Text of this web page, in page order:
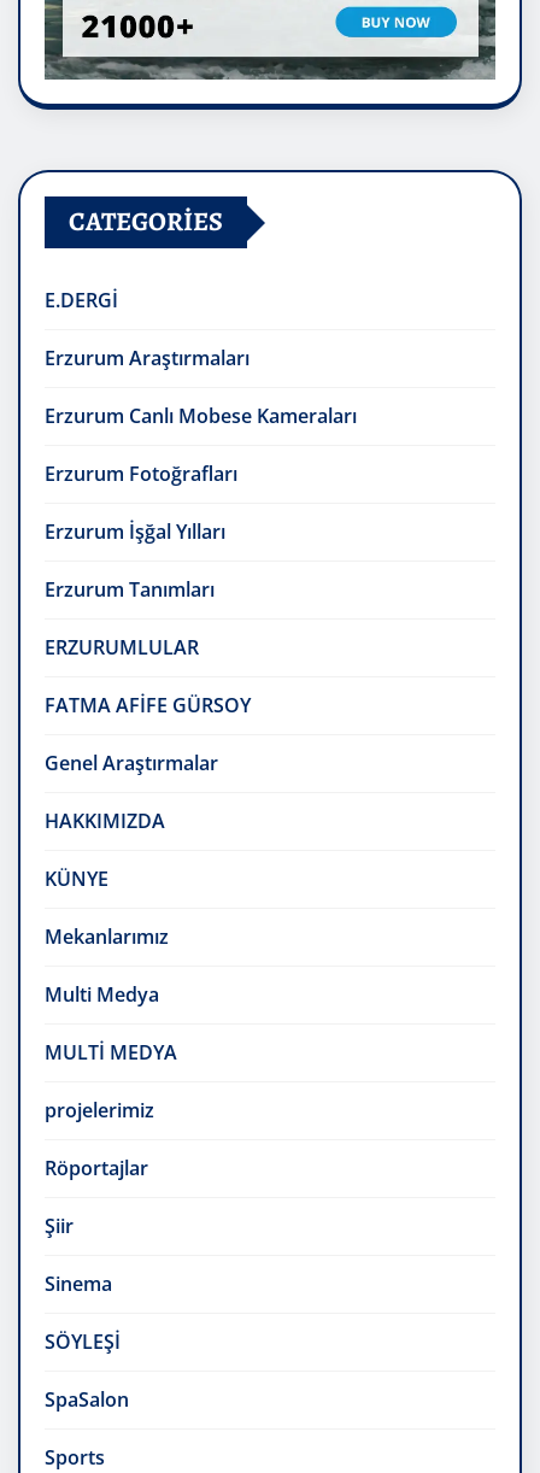
CATEGORIES
E.DERGİ
Erzurum Araştırmaları
Erzurum Canlı Mobese Kameraları
Erzurum Fotoğrafları
Erzurum İşğal Yılları
Erzurum Tanımları
ERZURUMLULAR
FATMA AFİFE GÜRSOY
Genel Araştırmalar
HAKKIMIZDA
KÜNYE
Mekanlarımız
Multi Medya
MULTİ MEDYA
projelerimiz
Röportajlar
Şiir
Sinema
SÖYLEŞİ
SpaSalon
Sports